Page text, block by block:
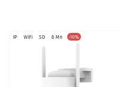
IP WiFi SD 8 Мп -10%